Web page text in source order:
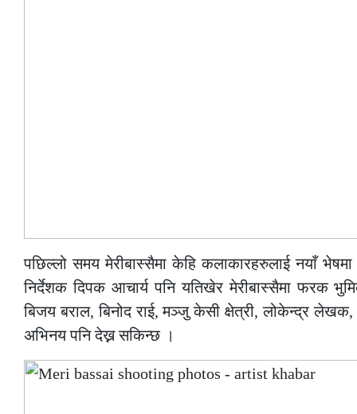
पछिल्लो समय मेरीबास्सैमा केहि कलाकारहरुलाई नयाँ
निर्देशक दिपक आचार्य पनि यतिखेर मेरीबास्सैमा फरक
बिजय बराल, बिनोद राई, मञ्जु केसी क्षेत्री, लोकेन्द्र
अभिनय पनि देख्न सकिन्छ ।